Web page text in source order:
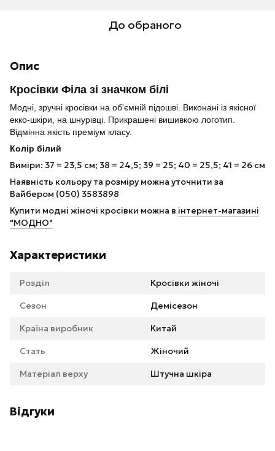
До обраного
Опис
Кросівки Філа зі значком білі
Модні, зручні кросівки на об'ємній підошві. Виконані із якісної
екко-шкіри, на шнурівці. Прикрашені вишивкою логотип.
Відмінна якість преміум класу.
Колір білий
Виміри: 37 = 23,5 см; 38 = 24,5; 39 = 25; 40 = 25,5; 41 = 26 см
Наявність кольору та розміру можна уточнити за
Вайбером (050) 3583898
Купити модні жіночі кросівки можна в інтернет-магазині
"МОДНО"
Характеристики
Розділ Кросівки жіночі
Сезон Демісезон
Країна виробник Китай
Стать Жіночий
Матеріал верху Штучна шкіра
Відгуки